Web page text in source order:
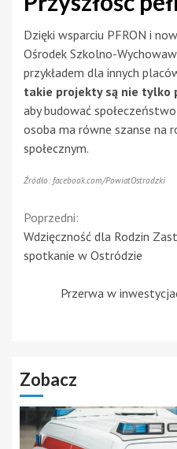
Dzięki wsparciu PFRON i
Ośrodek Szkolno-
przykładem dla innych
takie projekty są nie tylko
aby budować
osoba ma równe szanse na
społecznym.
Źródło: facebook.com/PowiatOstrodzki
Continue
Reading
Poprzedni:
Wdzięczność dla Rodzin
spotkanie w Ostródzie
Przerwa w
Zobacz